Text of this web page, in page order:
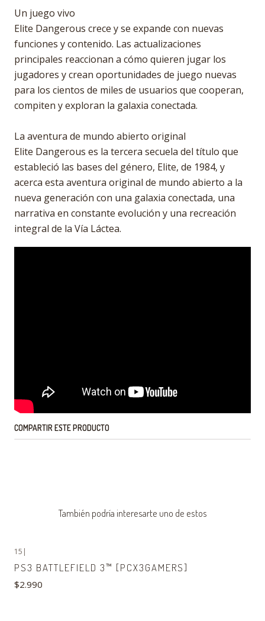
Un juego vivo
Elite Dangerous crece y se expande con nuevas
funciones y contenido. Las actualizaciones
principales reaccionan a cómo quieren jugar los
jugadores y crean oportunidades de juego nuevas
para los cientos de miles de usuarios que cooperan,
compiten y exploran la galaxia conectada.
La aventura de mundo abierto original
Elite Dangerous es la tercera secuela del título que
estableció las bases del género, Elite, de 1984, y
acerca esta aventura original de mundo abierto a la
nueva generación con una galaxia conectada, una
narrativa en constante evolución y una recreación
integral de la Vía Láctea.
COMPARTIR ESTE PRODUCTO
También podría interesarte uno de estos
15 |
PS3 BATTLEFIELD 3™ [PCX3GAMERS]
$2.990